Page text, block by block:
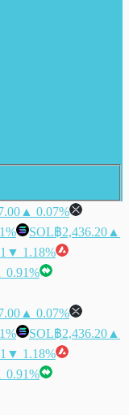
▲ 0.07%
SOL฿2,436.20 ▲
▼ 1.18%
0.91%
▲ 0.07%
SOL฿2,436.20 ▲
▼ 1.18%
0.91%